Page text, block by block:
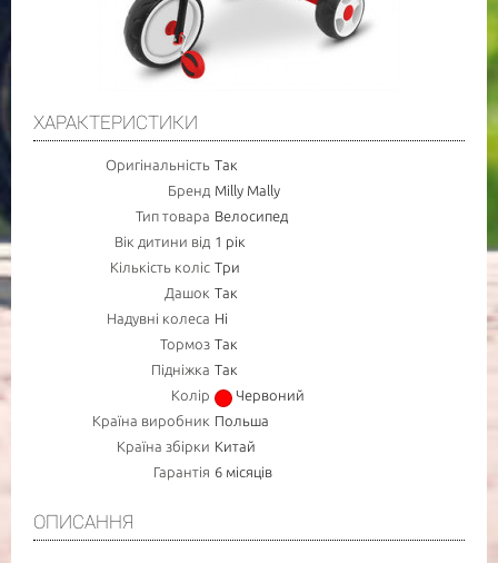
ХАРАКТЕРИСТИКИ
Оригінальність Так
Бренд Milly Mally
Тип товара Велосипед
Вік дитини від 1 рік
Кількість коліс Три
Дашок Так
Надувні колеса Ні
Тормоз Так
Підніжка Так
Колір
Червоний
Країна виробник Польша
Країна збірки Китай
Гарантія 6 місяців
ОПИСАННЯ